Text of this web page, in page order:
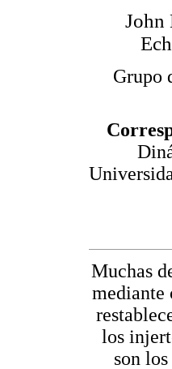
John
Grupo
Muchas
mediante
los
son